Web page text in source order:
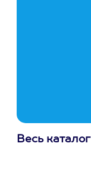
Весь каталог